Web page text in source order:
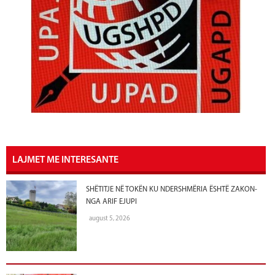
LAJMET ME INTERESANTE
SHËTITJE NË TOKËN KU NDERSHMËRIA ËSHTË ZAKON-
NGA ARIF EJUPI
august 5, 2026